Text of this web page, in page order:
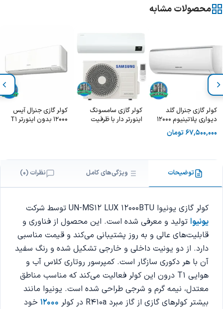
محصولات مشابه
کولر گازی جنرال گلد
دیواری پلاتینیوم 12000
– GG-MS12000
PLATINUM
67,500,000تومان
کولر گازی سامسونگ
اینورتر دار با ظرفیت
کولر گازی جنرال آیس
12000 بدون اینورتر T1
توضیحات ویژگی‌های کامل نظرات (0)
کولر گازی یونیوا UN-MS12 LUX 12000BTU توسط شرکت
یونیوا تولید و معرفی شده است. این محصول از فناوری و
قابلیت‌های عالی و به روز پشتیبانی می‌کند و قیمت مناسبی
دارد. از دو یونیت داخلی و خارجی تشکیل شده و رنگ سفید
آن با هر دکوری سازگار است. کمپرسور روتاری کلاس آب و
هوایی T1 درون این کولر فعالیت می‌کند که مناسب مناطق
معتدل، نیمه گرم و شرجی طراحی شده است. یونیوا مانند
بیشتر کولرهای گازی از گاز مبرد R410a در کولر
12000 خود